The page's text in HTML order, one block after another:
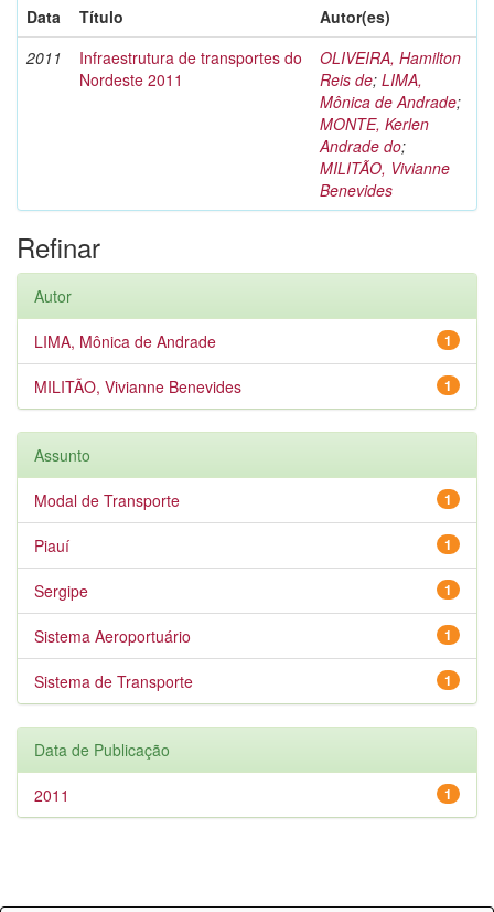
Data
Título
Autor(es)
2011
Infraestrutura de transportes do
Nordeste 2011
OLIVEIRA, Hamilton
Reis de; LIMA,
Mônica de Andrade;
MONTE, Kerlen
Andrade do;
MILITÃO, Vivianne
Benevides
Refinar
Autor
1
LIMA, Mônica de Andrade
1
MILITÃO, Vivianne Benevides
Assunto
1
Modal de Transporte
1
Piauí
1
Sergipe
1
Sistema Aeroportuário
1
Sistema de Transporte
Data de Publicação
1
2011